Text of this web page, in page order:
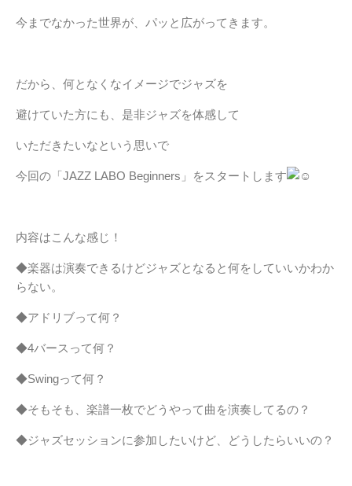
今までなかった世界が、パッと広がってきます。
だから、何となくなイメージでジャズを
避けていた方にも、是非ジャズを体感して
いただきたいなという思いで
今回の「JAZZ LABO Beginners」をスタートします
内容はこんな感じ！
◆楽器は演奏できるけどジャズとなると何をしていいかわか
らない。
◆アドリブって何？
◆4バースって何？
◆Swingって何？
◆そもそも、楽譜一枚でどうやって曲を演奏してるの？
◆ジャズセッションに参加したいけど、どうしたらいいの？